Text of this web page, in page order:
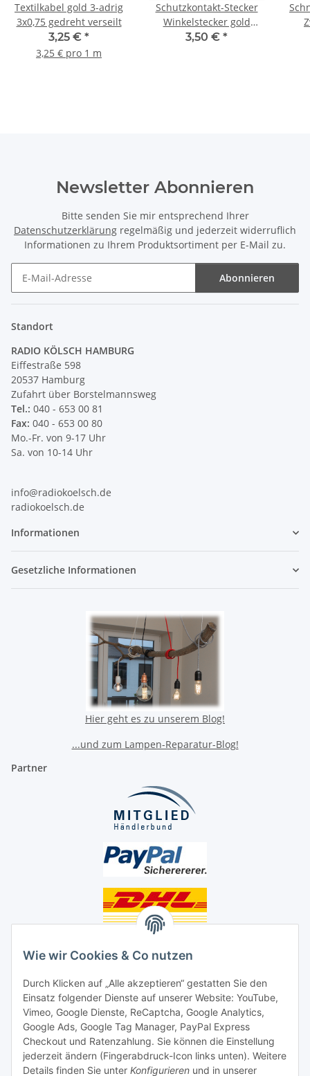
Wie wir Cookies & Co nutzen
Durch Klicken auf „Alle akzeptieren“ gestatten Sie den
Einsatz folgender Dienste auf unserer Website: YouTube,
Vimeo, Google Dienste, ReCaptcha, Google Analytics,
Google Ads, Google Tag Manager, PayPal Express
Checkout und Ratenzahlung. Sie können die Einstellung
jederzeit ändern (Fingerabdruck-Icon links unten). Weitere
Details finden Sie unter Konfigurieren und in unserer
Textilkabel gold 3-adrig
3x0,75 gedreht verseilt
3,25 € *
3,25 € pro 1 m
Schutzkontakt-Stecker
Winkelstecker gold
250V/16A
3,50 € *
Newsletter Abonnieren
Bitte senden Sie mir entsprechend Ihrer
Datenschutzerklärung regelmäßig und jederzeit widerruflich
Informationen zu Ihrem Produktsortiment per E-Mail zu.
Abonnieren
Standort
RADIO KÖLSCH HAMBURG
Eiffestraße 598
20537 Hamburg
Zufahrt über Borstelmannsweg
Tel.: 040 - 653 00 81
Fax: 040 - 653 00 80
Mo.-Fr. von 9-17 Uhr
Sa. von 10-14 Uhr
info@radiokoelsch.de
radiokoelsch.de
Informationen
Gesetzliche Informationen
Hier geht es zu unserem Blog!
...und zum Lampen-Reparatur-Blog!
Partner
Social Media
Unsere Dienstleistungen
Lampenreparatur
Lichtservice für Senioren